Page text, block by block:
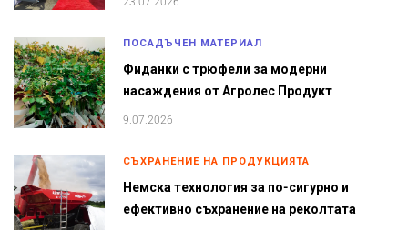
ПОСАДЪЧЕН МАТЕРИАЛ
Фиданки с трюфели за модерни
насаждения от Агролес Продукт
9.07.2026
СЪХРАНЕНИЕ НА ПРОДУКЦИЯТА
Немска технология за по-сигурно и
ефективно съхранение на реколтата